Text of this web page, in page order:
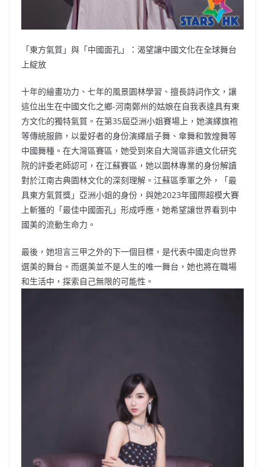
「東方氣質」與「中國面孔」：渴望讓中國文化在全球舞台
上綻放
十年的繪畫功力、七年的風景園林學習、擅長詩詞作文，讓
這位出生在中國文化之鄉-河南鄭州的姑娘在自我表達具有東
方文化的獨特氣質。在第35屆亞洲小姐賽場上，她演繹旗袍
等傳統服飾，以愛好者的身份演繹扇子舞、傘舞和敦煌舞等
中國舞種。在大灣區賽區，她受到來自大灣區非遺文化研究
院的評委老師認可，在江蘇賽區，她以園林專業的身份解讀
對於江南古典園林文化的深刻理解。江蘇區季軍之外，「最
具東方氣質獎」亞洲小姐的身份，與她2023年國際超模大賽
上斬獲的「最佳中國面孔」形成呼應，她希望讓世界看到中
國美的流動生命力。
最後，她坦言三甲之外的下一個目標，是代表中國走向世界
選美的舞台。而選美並不是人生的唯一舞台，她也將在職場
和生活中，探索自己無限的可能性。